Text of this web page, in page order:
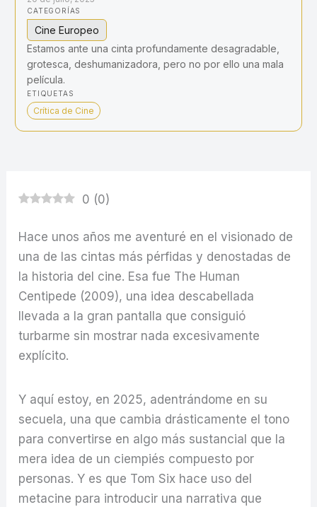
CATEGORÍAS
Cine Europeo
Estamos ante una cinta profundamente desagradable,
grotesca, deshumanizadora, pero no por ello una mala
película.
ETIQUETAS
Crítica de Cine
0 (0)
Hace unos años me aventuré en el visionado de
una de las cintas más pérfidas y denostadas de
la historia del cine. Esa fue The Human
Centipede (2009), una idea descabellada
llevada a la gran pantalla que consiguió
turbarme sin mostrar nada excesivamente
explícito.
Y aquí estoy, en 2025, adentrándome en su
secuela, una que cambia drásticamente el tono
para convertirse en algo más sustancial que la
mera idea de un ciempiés compuesto por
personas. Y es que Tom Six hace uso del
metacine para introducir una narrativa que